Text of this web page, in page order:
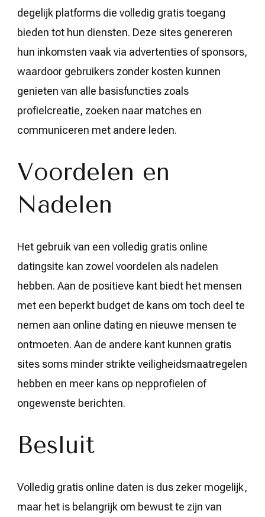
degelijk platforms die volledig gratis toegang
bieden tot hun diensten. Deze sites genereren
hun inkomsten vaak via advertenties of sponsors,
waardoor gebruikers zonder kosten kunnen
genieten van alle basisfuncties zoals
profielcreatie, zoeken naar matches en
communiceren met andere leden.
Voordelen en
Nadelen
Het gebruik van een volledig gratis online
datingsite kan zowel voordelen als nadelen
hebben. Aan de positieve kant biedt het mensen
met een beperkt budget de kans om toch deel te
nemen aan online dating en nieuwe mensen te
ontmoeten. Aan de andere kant kunnen gratis
sites soms minder strikte veiligheidsmaatregelen
hebben en meer kans op nepprofielen of
ongewenste berichten.
Besluit
Volledig gratis online daten is dus zeker mogelijk,
maar het is belangrijk om bewust te zijn van